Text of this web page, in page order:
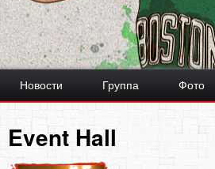
Новости Группа Фото
Event Hall